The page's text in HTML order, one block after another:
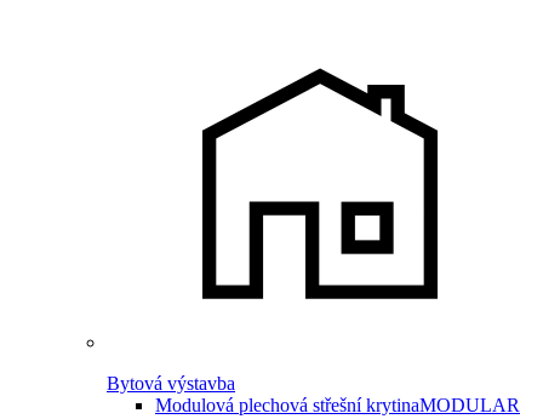
Bytová výstavba
Modulová plechová střešní krytinaMODULAR